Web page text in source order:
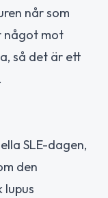
når som
något mot
så det är ett
SLE-dagen,
den
lupus